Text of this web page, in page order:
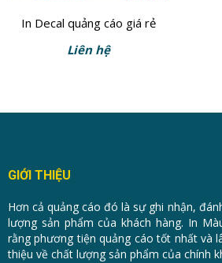
In Decal quảng cáo giá rẻ
Liên hệ
GIỚI THIỆU
Hơn cả quảng cáo đó là sự ghi nhận,
lượng sản phẩm của khách hàng. In
rằng phương tiện quảng cáo tốt nhất và
thiệu về chất lượng sản phẩm của chính